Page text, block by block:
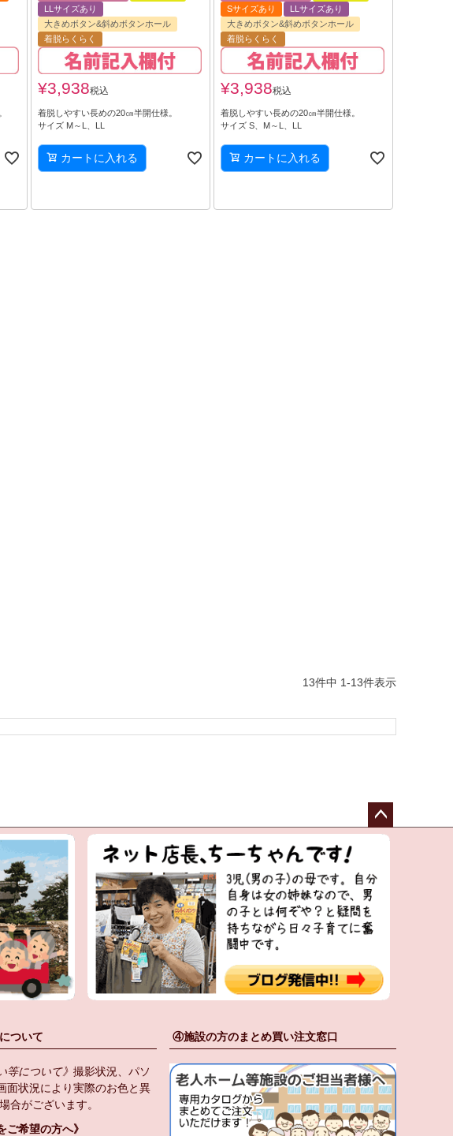
LLサイズあり
大きめボタン&斜めボタンホール
着脱らくらく
¥3,938税込
着脱しやすい長めの20㎝半開仕様。
サイズ M～L、LL
カートに入れる
Sサイズあり
LLサイズあり
大きめボタン&斜めボタンホール
着脱らくらく
¥3,938税込
着脱しやすい長めの20㎝半開仕様。
サイズ S、M～L、LL
カートに入れる
13件中 1-13件表示
ペー
へ
ついて
等について》 撮影状況、パソ
面状況により実際のお色と異
合がございます。
ご希望の方へ》
④施設の方のまとめ買い注文窓口